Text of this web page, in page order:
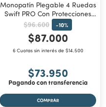
Monopatín Plegable 4 Ruedas
Swift PRO Con Protecciones
Corazones
$96.600 -10%
$87.000
6 Cuotas sin interés de $14.500
$73.950
Pagando con transferencia